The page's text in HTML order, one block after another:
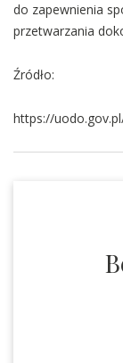
do zapewnienia
przetwarzania
Źródło:
https://